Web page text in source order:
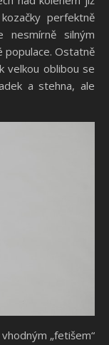
perfektně
silným
populace. Ostatně
velkou oblibou se
a stehna, ale
„fetišem“